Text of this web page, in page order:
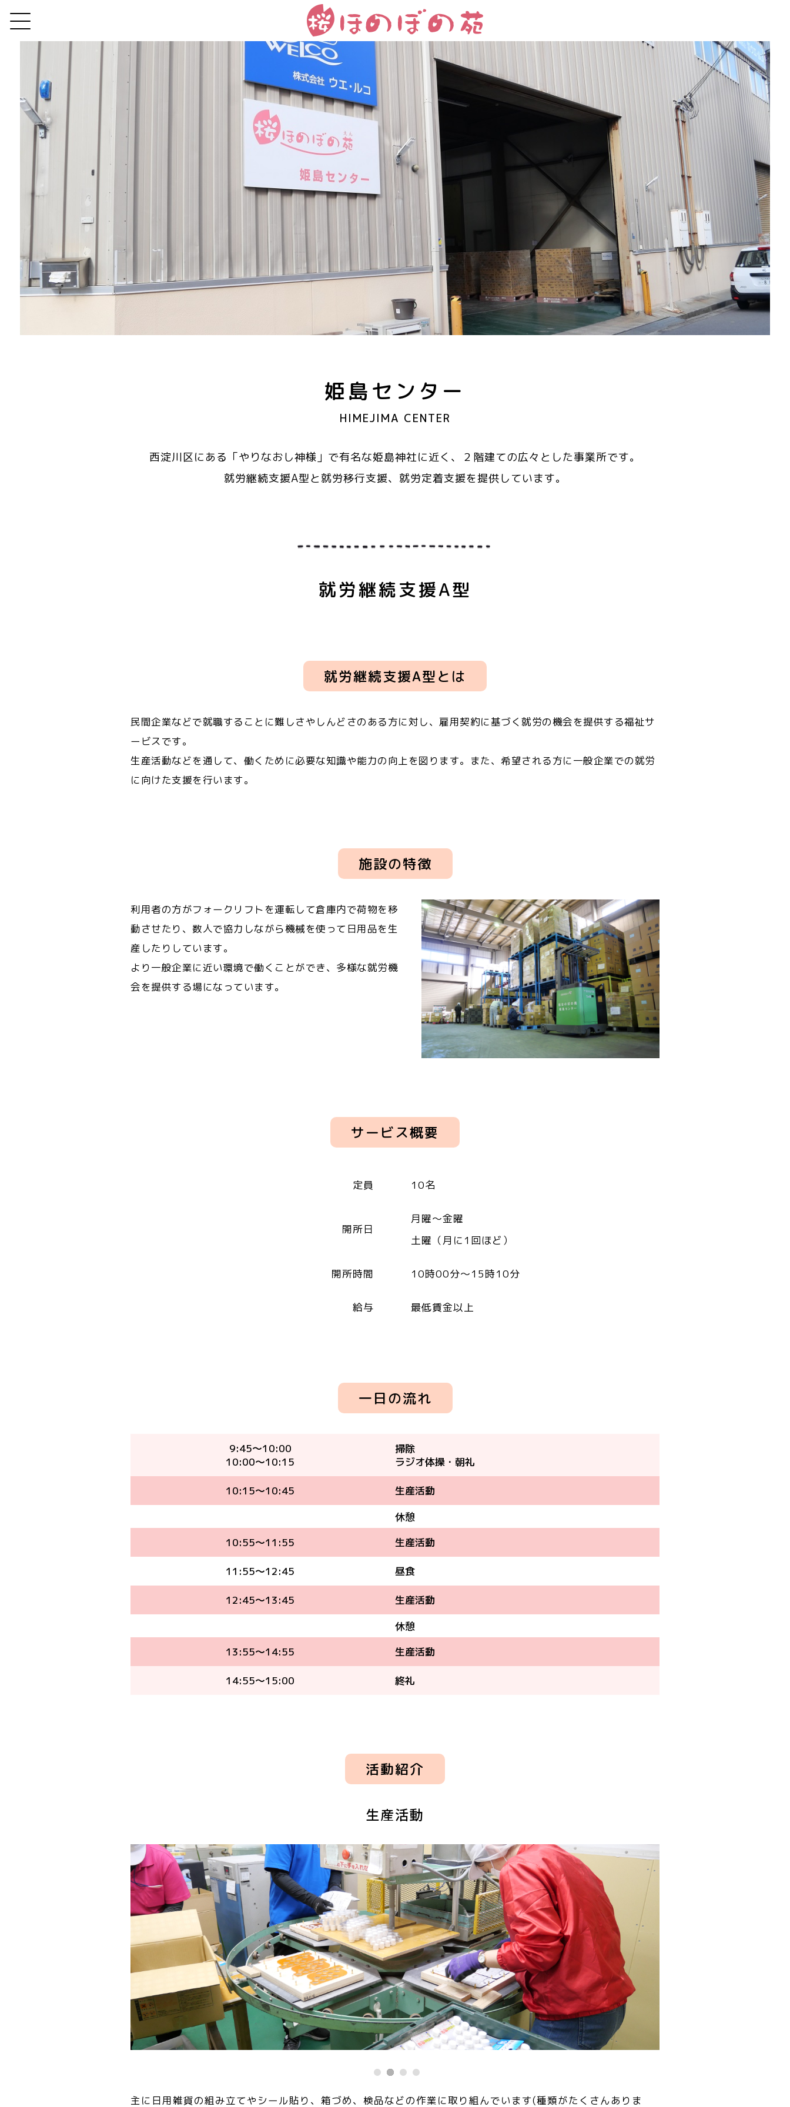
姫島センター
HIMEJIMA CENTER
西淀川区にある「やりなおし神様」で有名な姫島神社に近く、２階建ての広々とした事業所です。
就労継続支援A型と就労移行支援、就労定着支援を提供しています。
就労継続支援A型
就労継続支援A型とは
民間企業などで就職することに難しさやしんどさのある方に対し、雇用契約に基づく就労の機会を提供する福祉サ
ービスです。
生産活動などを通して、働くために必要な知識や能力の向上を図ります。また、希望される方に一般企業での就労
に向けた支援を行います。
施設の特徴
利用者の方がフォークリフトを運転して倉庫内で荷物を移
動させたり、数人で協力しながら機械を使って日用品を生
産したりしています。
より一般企業に近い環境で働くことができ、多様な就労機
会を提供する場になっています。
サービス概要
定員 10名
開所日
月曜～金曜
土曜（月に1回ほど）
開所時間 10時00分～15時10分
給与 最低賃金以上
一日の流れ
9:45～10:00
10:00～10:15
掃除
ラジオ体操・朝礼
10:15～10:45 生産活動
休憩
10:55～11:55 生産活動
11:55～12:45 昼食
12:45～13:45 生産活動
休憩
13:55～14:55 生産活動
14:55～15:00 終礼
活動紹介
生産活動
主に日用雑貨の組み立てやシール貼り、箱づめ、検品などの作業に取り組んでいます(種類がたくさんありま